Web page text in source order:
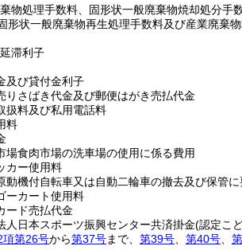
物処理手数料、固形状一般廃棄物焼却処分
形状一般廃棄物再生処理手数料及び産業廃棄
滞利子
及び貸付金利子
りさばき代金及び郵便はがき売払代金
扱料及び私用電話料
料
場食肉市場の洗車場の使用に係る費用
カー使用料
動機付自転車又は自動二輪車の撤去及び保管に
ーカート使用料
ード売払代金
人日本スポーツ振興センター共済掛金(認定こ
項第26号から第37号まで、 第39号 第40号